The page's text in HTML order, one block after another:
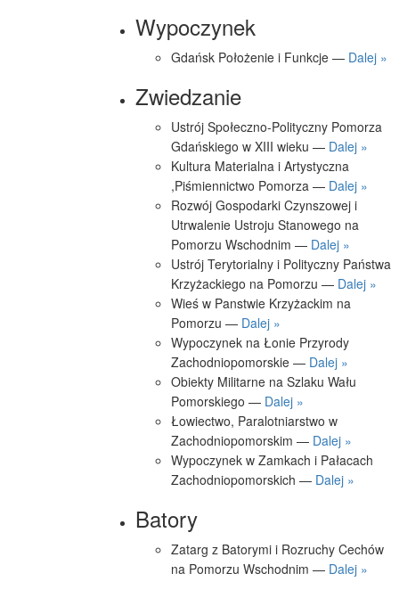
Wypoczynek
Gdańsk Położenie i Funkcje — Dalej »
Zwiedzanie
Ustrój Społeczno-Polityczny Pomorza
Gdańskiego w XIII wieku — Dalej »
Kultura Materialna i Artystyczna
,Piśmiennictwo Pomorza — Dalej »
Rozwój Gospodarki Czynszowej i
Utrwalenie Ustroju Stanowego na
Pomorzu Wschodnim — Dalej »
Ustrój Terytorialny i Polityczny Państwa
Krzyżackiego na Pomorzu — Dalej »
Wieś w Panstwie Krzyżackim na
Pomorzu — Dalej »
Wypoczynek na Łonie Przyrody
Zachodniopomorskie — Dalej »
Obiekty Militarne na Szlaku Wału
Pomorskiego — Dalej »
Łowiectwo, Paralotniarstwo w
Zachodniopomorskim — Dalej »
Wypoczynek w Zamkach i Pałacach
Zachodniopomorskich — Dalej »
Batory
Zatarg z Batorymi i Rozruchy Cechów
na Pomorzu Wschodnim — Dalej »